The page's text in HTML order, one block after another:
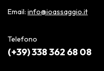
Email: info@ioassaggio.it
Telefono
(+39) 338 362 68 08